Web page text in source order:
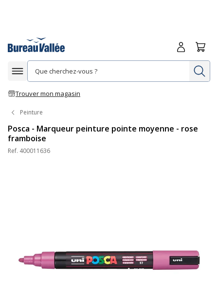
Afficher la navigation
Trouver mon magasin
Me
Peinture
Posca - Marqueur peinture pointe moyenne - rose
framboise
Ref. 400011636